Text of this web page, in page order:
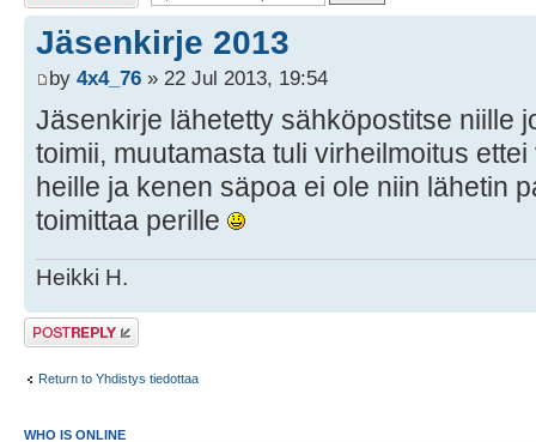
Jäsenkirje 2013
by 4x4_76 » 22 Jul 2013, 19:54
Jäsenkirje lähetetty sähköpostitse niille
toimii, muutamasta tuli virheilmoitus
heille ja kenen säpoa ei ole niin lähetin
toimittaa perille
Heikki H.
Post a reply
Return to Yhdistys tiedottaa
WHO IS ONLINE